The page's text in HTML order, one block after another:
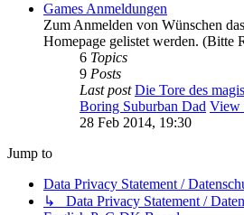
Games Anmeldungen
Zum Anmelden von Wünschen
Homepage gelistet werden. (Bitte
6 Topics
9 Posts
Last post Die Tore des
Boring Suburban Dad View
28 Feb 2014, 19:30
Jump to
Data Privacy Statement /
↳ Data Privacy Statement /